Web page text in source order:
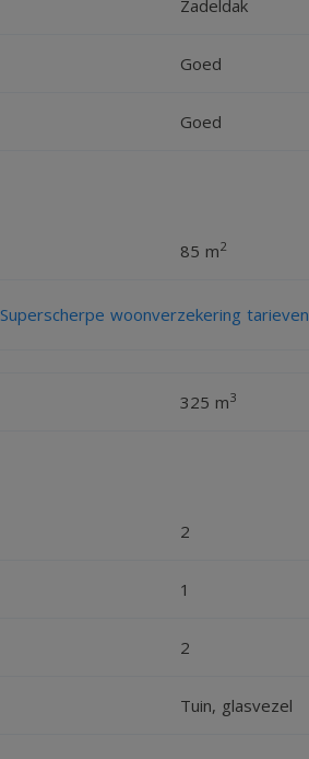
Zadeldak
Goed
Goed
85 m2
Superscherpe woonverzekering tarieven
325 m3
2
1
2
Tuin, glasvezel